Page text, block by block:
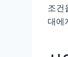
조건
대에